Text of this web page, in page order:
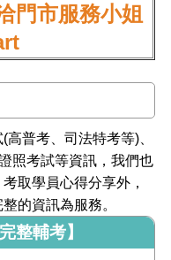
門市服務小姐
普考、司法特考等)、
照考試等資訊，我們也
取學員心得分享外，
的資訊為服務。
整輔考】